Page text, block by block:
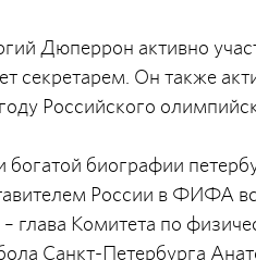
Дюперрон активно
секретарем. Он также
Российского
богатой биографии
России в ФИФА
глава Комитета по
Санкт-Петербурга